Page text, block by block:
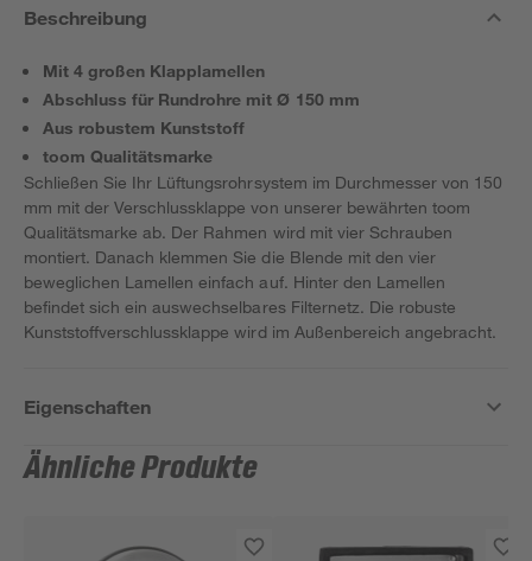
Beschreibung
Mit 4 großen Klapplamellen
Abschluss für Rundrohre mit Ø 150 mm
Aus robustem Kunststoff
toom Qualitätsmarke
Schließen Sie Ihr Lüftungsrohrsystem im Durchmesser von 150
mm mit der Verschlussklappe von unserer bewährten toom
Qualitätsmarke ab. Der Rahmen wird mit vier Schrauben
montiert. Danach klemmen Sie die Blende mit den vier
beweglichen Lamellen einfach auf. Hinter den Lamellen
befindet sich ein auswechselbares Filternetz. Die robuste
Kunststoffverschlussklappe wird im Außenbereich angebracht.
Eigenschaften
Ähnliche Produkte